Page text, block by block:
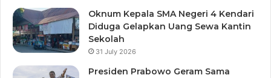
Oknum Kepala SMA Negeri 4 Kendari
Diduga Gelapkan Uang Sewa Kantin
Sekolah
31 July 2026
Presiden Prabowo Geram Sama